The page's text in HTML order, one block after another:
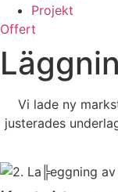
Projekt
Offert
Vi lade ny
justerades